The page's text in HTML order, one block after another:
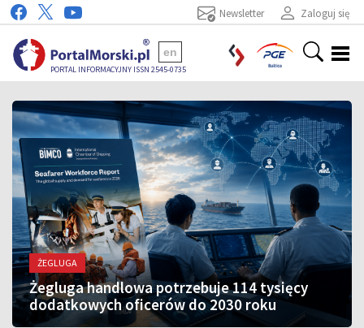
Zaloguj się
Newsletter
PORTAL INFORMACYJNY ISSN 2545-0735
en
ŻEGLUGA
Żegluga handlowa potrzebuje 114 tysięcy
dodatkowych oficerów do 2030 roku